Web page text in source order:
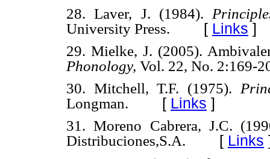
28. Laver, J. (1984).
University Press. [ Links ]
29. Mielke, J. (2005).
Phonology, Vol. 22, No. 2:169-
30. Mitchell, T.F. (1975).
Longman. [ Links ]
31. Moreno Cabrera, J.C.
Distribuciones,S.A. [ Links